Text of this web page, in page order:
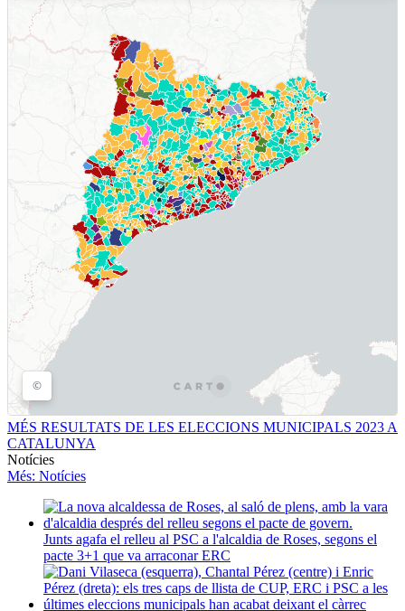
MÉS RESULTATS DE LES ELECCIONS MUNICIPALS 2023 A
CATALUNYA
Notícies
Més: Notícies
Junts agafa el relleu al PSC a l'alcaldia de Roses, segons el
pacte 3+1 que va arraconar ERC